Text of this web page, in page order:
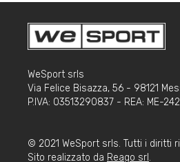
WeSport srls
Via Felice Bisazza, 56 - 98121
P.IVA: 03513290837 - REA: ME-
© 2021 WeSport srls. Tutti i diritti
Sito realizzato da Reago srl .